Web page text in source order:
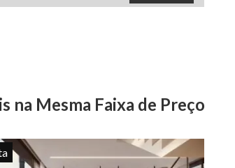
na Mesma Faixa de Preço